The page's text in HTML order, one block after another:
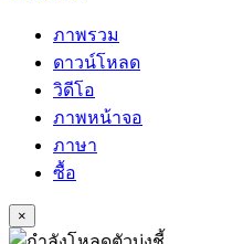
ภาพรวม
ดาวน์โหลด
วิดีโอ
ภาพหน้าจอ
ภาษา
ซื้อ
×